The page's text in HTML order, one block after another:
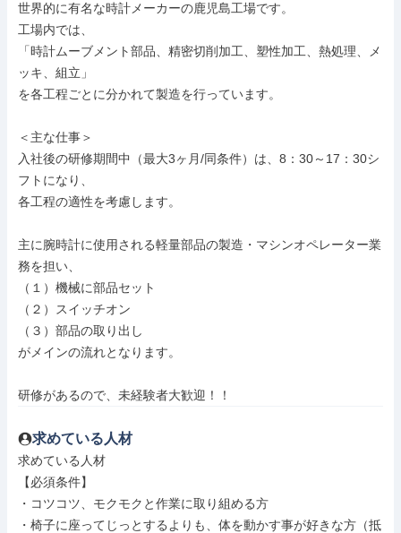
世界的に有名な時計メーカーの鹿児島工場です。
工場内では、
「時計ムーブメント部品、精密切削加工、塑性加工、熱処理、メ
ッキ、組立」
を各工程ごとに分かれて製造を行っています。
＜主な仕事＞
入社後の研修期間中（最大3ヶ月/同条件）は、8：30～17：30シ
フトになり、
各工程の適性を考慮します。
主に腕時計に使用される軽量部品の製造・マシンオペレーター業
務を担い、
（１）機械に部品セット
（２）スイッチオン
（３）部品の取り出し
がメインの流れとなります。
研修があるので、未経験者大歓迎！！
求めている人材
求めている人材
【必須条件】
・コツコツ、モクモクと作業に取り組める方
・椅子に座ってじっとするよりも、体を動かす事が好きな方（抵